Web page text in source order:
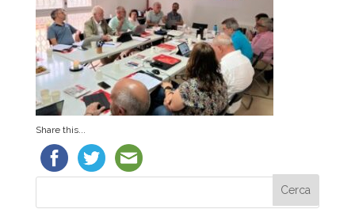
Share this...